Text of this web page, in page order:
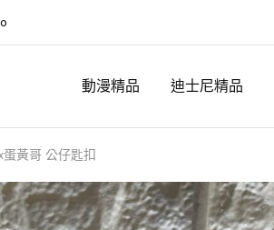
動漫精品 迪士尼精品
蛋黃哥 公仔匙扣